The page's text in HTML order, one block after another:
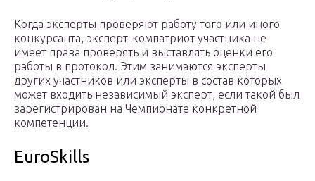
Когда эксперты проверяют работу того или иного
конкурсанта, эксперт-компатриот участника не
имеет права проверять и выставлять оценки его
работы в протокол. Этим занимаются эксперты
других участников или эксперты в состав которых
может входить независимый эксперт, если такой был
зарегистрирован на Чемпионате конкретной
компетенции.
EuroSkills